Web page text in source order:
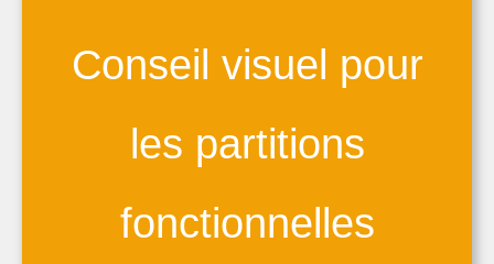
Conseil visuel pour
les partitions
fonctionnelles